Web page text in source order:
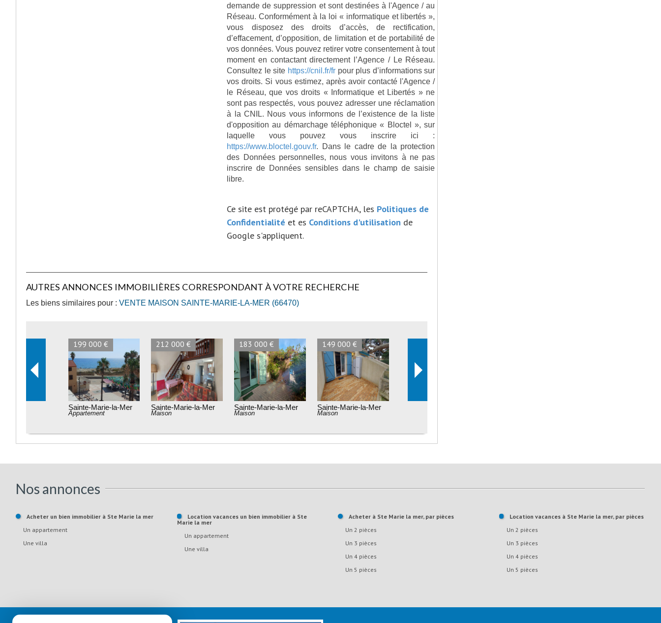
demande de suppression et sont destinées à l'Agence / au
Réseau. Conformément à la loi « informatique et libertés »,
vous disposez des droits d’accès, de rectification,
d’effacement, d’opposition, de limitation et de portabilité de
vos données. Vous pouvez retirer votre consentement à tout
moment en contactant directement l’Agence / Le Réseau.
Consultez le site https://cnil.fr/frpour plus d’informations sur
vos droits. Si vous estimez, après avoir contacté l'Agence /
le Réseau, que vos droits « Informatique et Libertés » ne
sont pas respectés, vous pouvez adresser une réclamation
à la CNIL. Nous vous informons de l’existence de la liste
d'opposition au démarchage téléphonique « Bloctel », sur
laquelle vous pouvez vous inscrire ici :
https://www.bloctel.gouv.fr. Dans le cadre de la protection
des Données personnelles, nous vous invitons à ne pas
inscrire de Données sensibles dans le champ de saisie
libre.
Ce site est protégé par reCAPTCHA, les Politiques de
Confidentialité et es Conditions d'utilisation de
Google s'appliquent.
AUTRES ANNONCES IMMOBILIÈRES CORRESPONDANT À VOTRE RECHERCHE
Les biens similaires pour : VENTE MAISON SAINTE-MARIE-LA-MER (66470)
167 000 €
Sainte-Marie-la-Mer
Appartement
165 000 €
Sainte-Marie-la-Mer
Maison
173 000 €
Sainte-Marie-la-Mer
Maison
162 000 €
Sainte-Marie-la-Mer
Appartement
Nos annonces
Acheter un bien immobilier à Ste Marie la mer
Un appartement
Une villa
Location vacances un bien immobilier à Ste
Marie la mer
Un appartement
Une villa
Acheter à Ste Marie la mer, par pièces
Un 2 pièces
Un 3 pièces
Un 4 pièces
Un 5 pièces
Location vacances à Ste Marie la mer, par pièces
Un 2 pièces
Un 3 pièces
Un 4 pièces
Un 5 pièces